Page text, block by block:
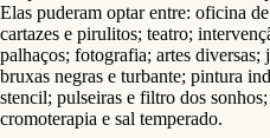
Elas puderam optar entre: oficina
cartazes e pirulitos; teatro;
palhaços; fotografia; artes
bruxas negras e turbante; pintura
stencil; pulseiras e filtro dos
cromoterapia e sal temperado.